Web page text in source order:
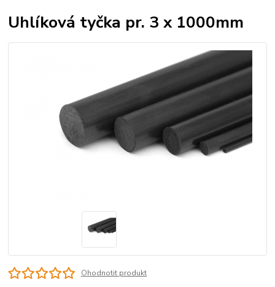
Uhlíková tyčka pr. 3 x 1000mm
Ohodnotit produkt